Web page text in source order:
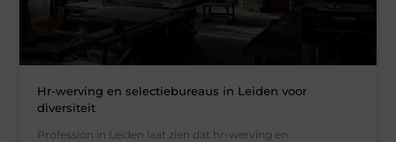
Hr-werving en selectiebureaus in Leiden voor
diversiteit
Profession in Leiden laat zien dat hr-werving en